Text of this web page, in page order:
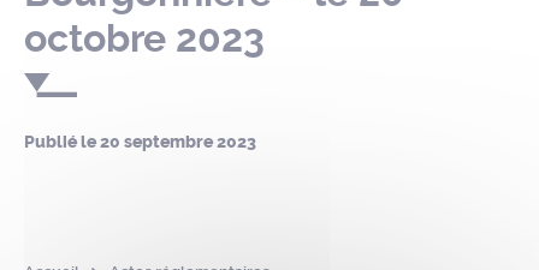
octobre 2023
Publié le20 septembre 2023